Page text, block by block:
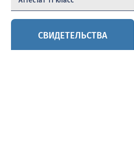
СВИДЕТЕЛЬСТВА